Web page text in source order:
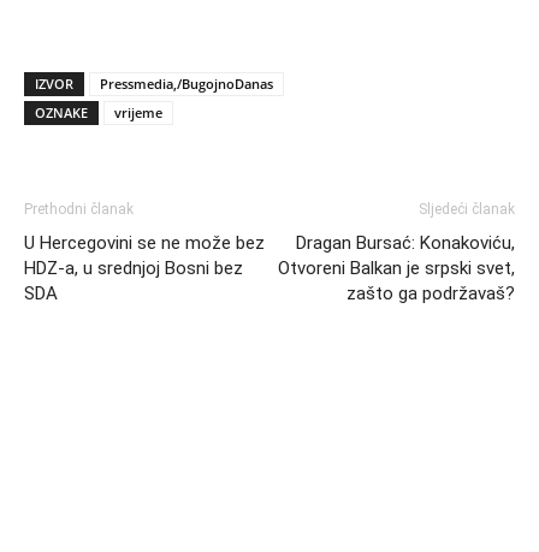
IZVOR
Pressmedia,/BugojnoDanas
OZNAKE
vrijeme
Prethodni članak
U Hercegovini se ne može bez
HDZ-a, u srednjoj Bosni bez
SDA
Sljedeći članak
Dragan Bursać: Konakoviću,
Otvoreni Balkan je srpski svet,
zašto ga podržavaš?